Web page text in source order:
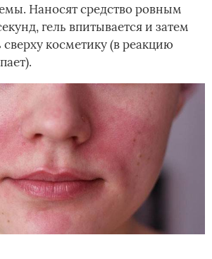
Наносят средство ровным
гель впитывается и затем
косметику (в реакцию